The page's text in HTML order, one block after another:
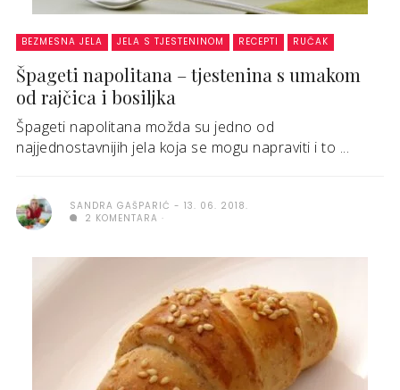
BEZMESNA JELA JELA S TJESTENINOM RECEPTI RUČAK
Špageti napolitana – tjestenina s umakom
od rajčica i bosiljka
Špageti napolitana možda su jedno od
najjednostavnijih jela koja se mogu napraviti i to ...
SANDRA GAŠPARIĆ
13. 06. 2018.
2 KOMENTARA